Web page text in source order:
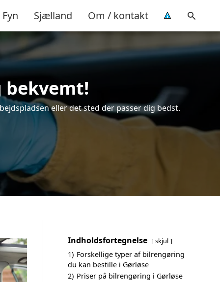
Fyn Sjælland Om / kontakt
bekvemt!
eller det sted der passer dig bedst.
Indholdsfortegnelse skjul
1) Forskellige typer af bilrengøring
du kan bestille i Gørløse
2) Priser på bilrengøring i Gørløse